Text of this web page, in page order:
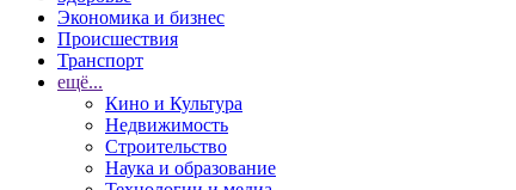
Экономика и бизнес
Происшествия
Транспорт
ещё...
Кино и Культура
Недвижимость
Строительство
Наука и образование